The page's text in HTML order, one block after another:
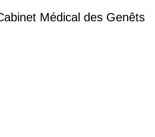
Médical des Genêts